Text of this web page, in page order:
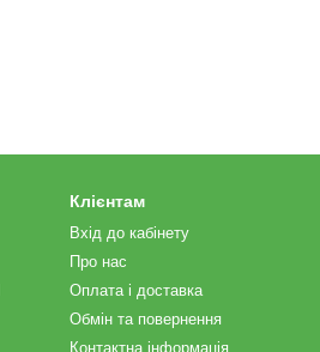
Клієнтам
Вхід до кабінету
Про нас
Оплата і доставка
Обмін та повернення
Контактна інформація